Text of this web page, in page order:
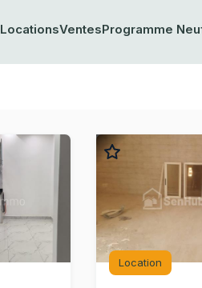
LocationsVentesProgramme
Location